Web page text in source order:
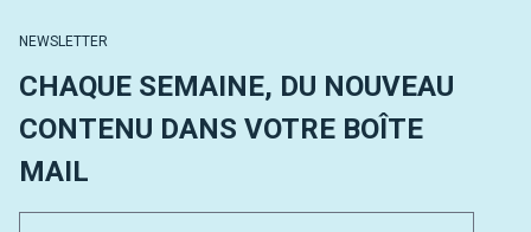
NEWSLETTER
CHAQUE SEMAINE, DU NOUVEAU
CONTENU DANS VOTRE BOÎTE
MAIL